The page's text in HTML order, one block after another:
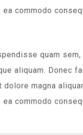
commodo
quam
aliquam. Donec
magna
commodo